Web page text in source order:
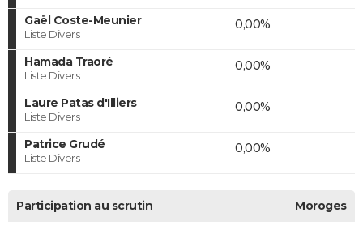
Gaël Coste-Meunier
Liste Divers
0,00%
Hamada Traoré
Liste Divers
0,00%
Laure Patas d'Illiers
Liste Divers
0,00%
Patrice Grudé
Liste Divers
0,00%
Participation au scrutin Moroges